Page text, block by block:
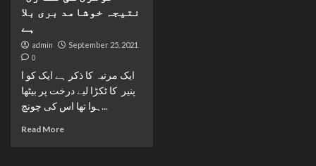
نتیجہ خوشامد بری بلا
ہے
admin September 25, 2021
0
ایک مرتبہ کا ذکر ہے ایک کو ا
پنیر کا ٹکڑا لیے درخت پر بیٹھا
ہوا تھا اس کی چونچ...
Read More